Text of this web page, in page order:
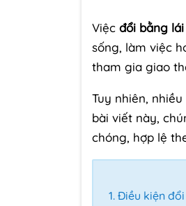
Việc đổi bằng
sống, làm việc
tham gia giao
Tuy nhiên,
bài viết này,
chóng, hợp lệ
Điều kiện